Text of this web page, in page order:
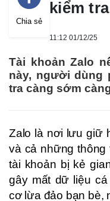
Chia sẻ
kiểm
11:12 01/12/25
Tài khoản Zalo
này, người dùng
tra càng sớm
Zalo là nơi lưu giữ
và cả những thông
tài khoản bị kẻ
gây mất dữ liệu
cơ lừa đảo bạn bè,